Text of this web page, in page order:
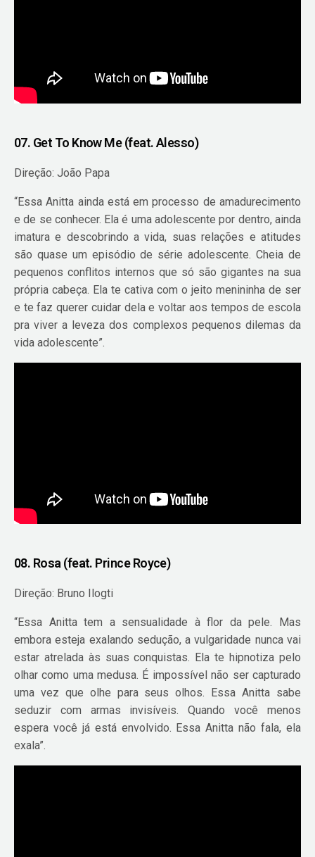
07. Get To Know Me (feat. Alesso)
Direção: João Papa
“Essa Anitta ainda está em processo de amadurecimento
e de se conhecer. Ela é uma adolescente por dentro, ainda
imatura e descobrindo a vida, suas relações e atitudes
são quase um episódio de série adolescente. Cheia de
pequenos conflitos internos que só são gigantes na sua
própria cabeça. Ela te cativa com o jeito menininha de ser
e te faz querer cuidar dela e voltar aos tempos de escola
pra viver a leveza dos complexos pequenos dilemas da
vida adolescente”.
08. Rosa (feat. Prince Royce)
Direção: Bruno Ilogti
“Essa Anitta tem a sensualidade à flor da pele. Mas
embora esteja exalando sedução, a vulgaridade nunca vai
estar atrelada às suas conquistas. Ela te hipnotiza pelo
olhar como uma medusa. É impossível não ser capturado
uma vez que olhe para seus olhos. Essa Anitta sabe
seduzir com armas invisíveis. Quando você menos
espera você já está envolvido. Essa Anitta não fala, ela
exala”.